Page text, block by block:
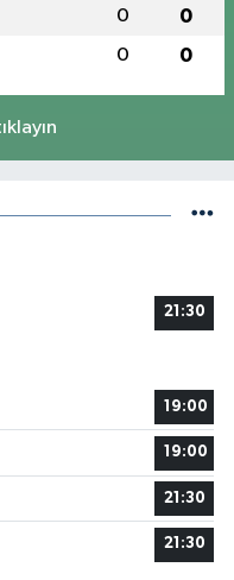
0 0
0 0
21:30
19:00
19:00
21:30
21:30